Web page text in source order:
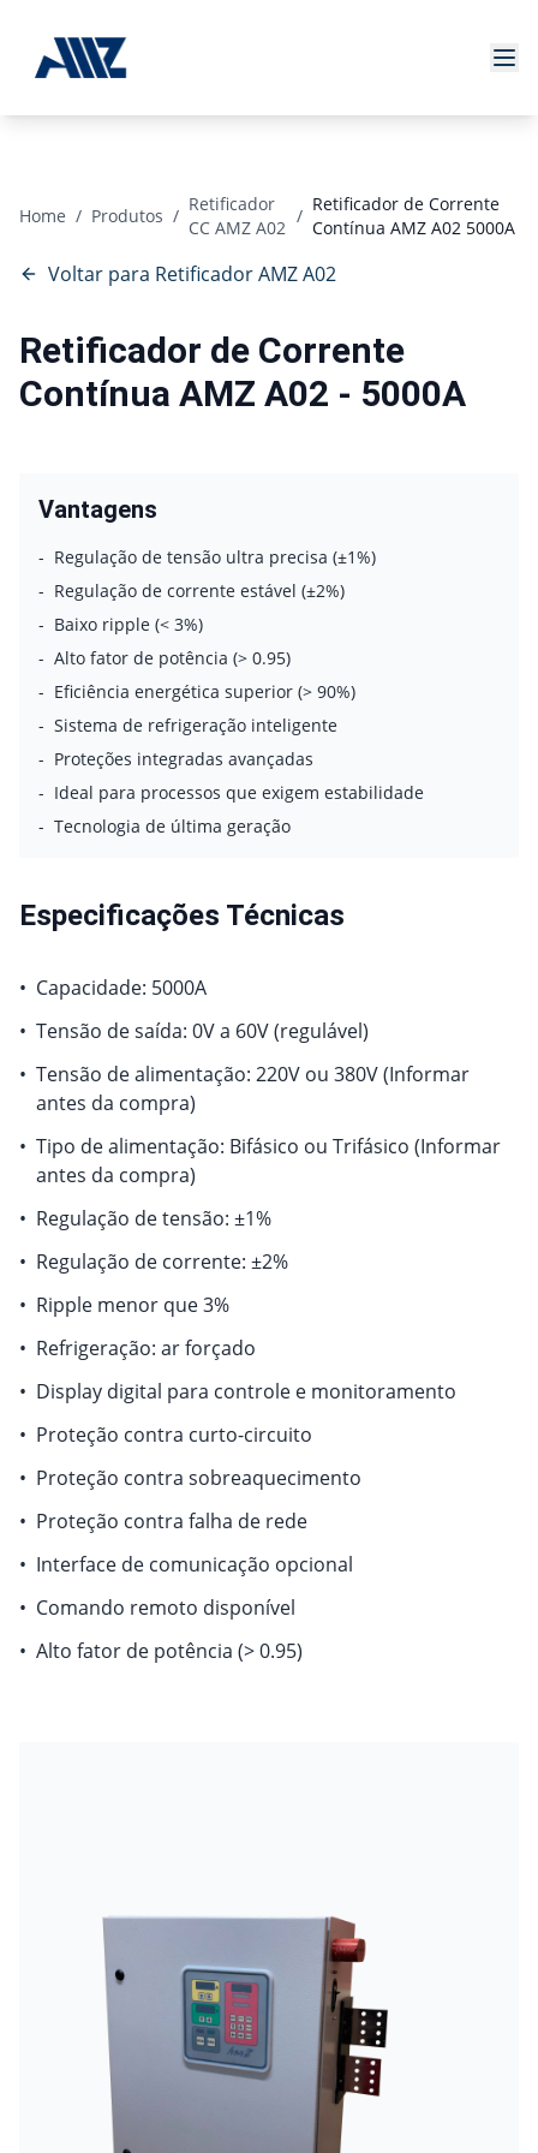
Home / Produtos /
Retificador
CC AMZ A02
/
Retificador de Corrente
Contínua AMZ A02 5000A
Voltar para Retificador AMZ A02
Retificador de Corrente
Contínua AMZ A02 - 5000A
Vantagens
- Regulação de tensão ultra precisa (±1%)
- Regulação de corrente estável (±2%)
- Baixo ripple (< 3%)
- Alto fator de potência (> 0.95)
- Eficiência energética superior (> 90%)
- Sistema de refrigeração inteligente
- Proteções integradas avançadas
- Ideal para processos que exigem estabilidade
- Tecnologia de última geração
Especificações Técnicas
• Capacidade: 5000A
• Tensão de saída: 0V a 60V (regulável)
• Tensão de alimentação: 220V ou 380V (Informar
antes da compra)
• Tipo de alimentação: Bifásico ou Trifásico (Informar
antes da compra)
• Regulação de tensão: ±1%
• Regulação de corrente: ±2%
• Ripple menor que 3%
• Refrigeração: ar forçado
• Display digital para controle e monitoramento
• Proteção contra curto-circuito
• Proteção contra sobreaquecimento
• Proteção contra falha de rede
• Interface de comunicação opcional
• Comando remoto disponível
• Alto fator de potência (> 0.95)